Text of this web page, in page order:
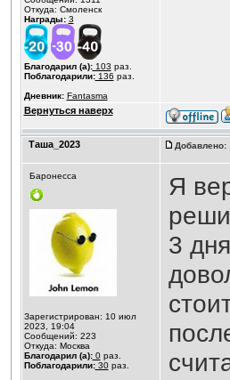
Откуда: Смоленск
Награды: 3
Благодарил (а):103 раз.
Поблагодарили:136 раз.
Дневник: Fantasma
Вернуться наверх
Таша_2023 Добавлено:
Баронесса
Зарегистрирован: 10 июл
2023, 19:04
Сообщений: 223
Откуда: Москва
Благодарил (а):0раз.
Поблагодарили:30раз.
Я
3